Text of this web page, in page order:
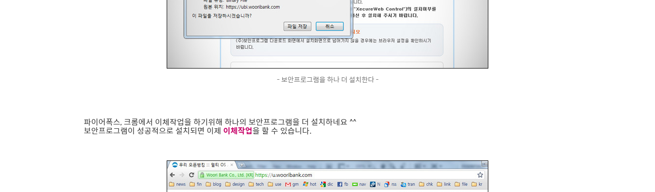
- 보안프로그램을 하나 더 설치한다 -
파이어폭스, 크롬에서 이체작업을 하기위해 하나의 보안프로그램을 더 설치하네요 ^^
보안프로그램이 성공적으로 설치되면 이제 이체작업을 할 수 있습니다.